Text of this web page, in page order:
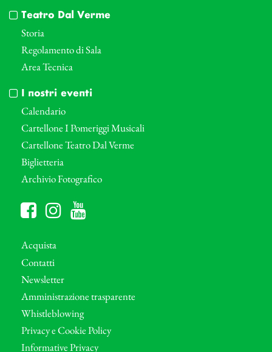
Teatro Dal Verme
Storia
Regolamento di Sala
Area Tecnica
I nostri eventi
Calendario
Cartellone I Pomeriggi Musicali
Cartellone Teatro Dal Verme
Biglietteria
Archivio Fotografico
Acquista
Contatti
Newsletter
Amministrazione trasparente
Whistleblowing
Privacy e Cookie Policy
Informative Privacy